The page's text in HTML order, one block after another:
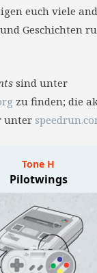
euch viele
Geschichten
sind unter
zu finden; die
unter